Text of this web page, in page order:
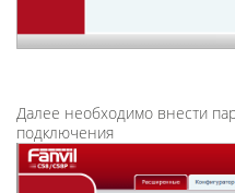
Далее необходимо внести
подключения